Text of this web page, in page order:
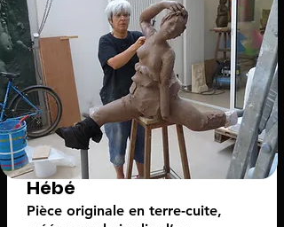
Hébé
Pièce originale en terre-cuite,